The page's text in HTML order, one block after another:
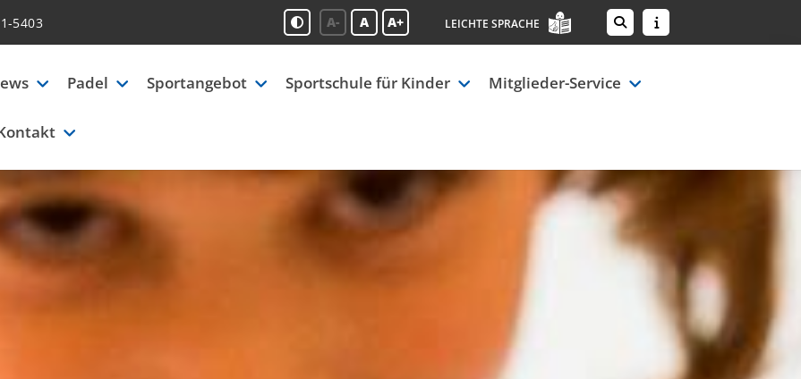
5403 A- A A+ LEICHTE SPRACHE
Padel Sportangebot Sportschule für Kinder Mitglieder-Service